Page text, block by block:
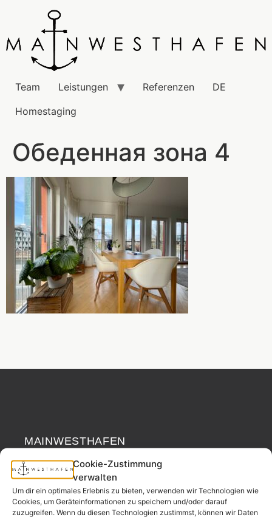
Cookie-Zustimmung
verwalten
Um dir ein optimales Erlebnis zu bieten, verwenden wir Technologien wie
Cookies, um Geräteinformationen zu speichern und/oder darauf
zuzugreifen. Wenn du diesen Technologien zustimmst, können wir Daten
Team Leistungen Referenzen
DE
Homestaging
Обеденная зона 4
MAINWESTHAFEN
IMMOBILIEN
Ihr Immobilienpartner
aus der
Nachbarschaft.
Widerrufsrecht